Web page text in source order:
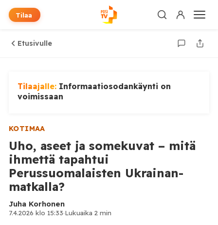
Tilaa
Etusivulle
Tilaajalle: Informaatiosodankäynti on
voimissaan
KOTIMAA
Uho, aseet ja somekuvat – mitä
ihmettä tapahtui
Perussuomalaisten Ukrainan-
matkalla?
Juha Korhonen
7.4.2026 klo 15:33·Lukuaika 2 min